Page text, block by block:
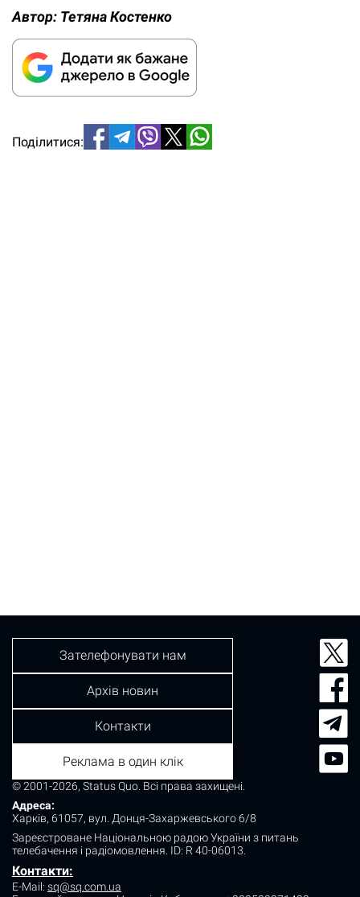
Автор: Тетяна Костенко
Поділитися:
© 2001-2026, Status Quo. Всі права захищені.
Адреса:
Харків, 61057, вул. Донця-Захаржевського 6/8
Зареєстроване Національною радою України з питань
телебачення і радіомовлення. ID: R 40-06013.
Контакти:
E-Mail: sq@sq.com.ua
Зателефонувати нам
Архів новин
Контакти
Реклама в один клік